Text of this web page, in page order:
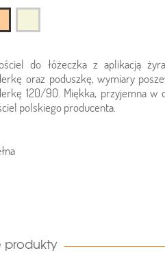
do łóżeczka z aplikacją
oraz poduszkę, wymiary
120/90. Miękka, przyjemna w
polskiego producenta.
produkty